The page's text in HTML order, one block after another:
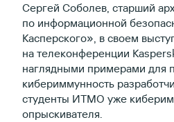
Сергей Соболев, старший
по информационной
Касперского», в своем
на телеконференции
наглядными примерами для
кибериммунность
студенты ИТМО уже
опрыскивателя.